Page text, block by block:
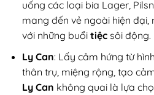
uống các loại bia Lager,
mang đến vẻ ngoài hiện
với những buổi tiệcsôi động.
Ly Can: Lấy cảm hứng từ
thân trụ, miệng rộng, tạo
Ly Can không quai là lựa